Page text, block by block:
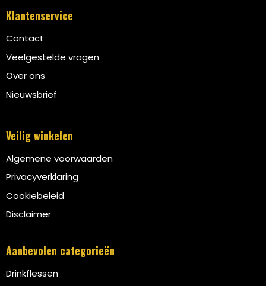
Klantenservice
Contact
Veelgestelde vragen
Over ons
Nieuwsbrief
Veilig winkelen
Algemene voorwaarden
Privacyverklaring
Cookiebeleid
Disclaimer
Aanbevolen categorieën
Drinkflessen